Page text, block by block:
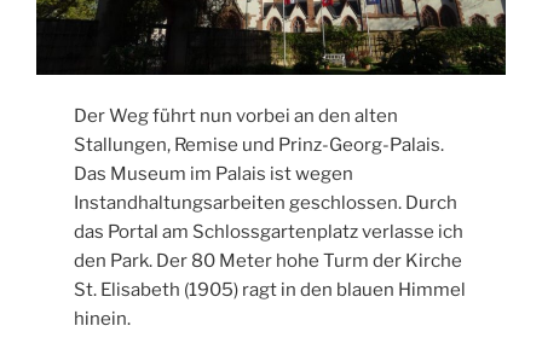
Der Weg führt nun vorbei an den alten
Stallungen, Remise und Prinz-Georg-Palais.
Das Museum im Palais ist wegen
Instandhaltungsarbeiten geschlossen. Durch
das Portal am Schlossgartenplatz verlasse ich
den Park. Der 80 Meter hohe Turm der Kirche
St. Elisabeth (1905) ragt in den blauen Himmel
hinein.